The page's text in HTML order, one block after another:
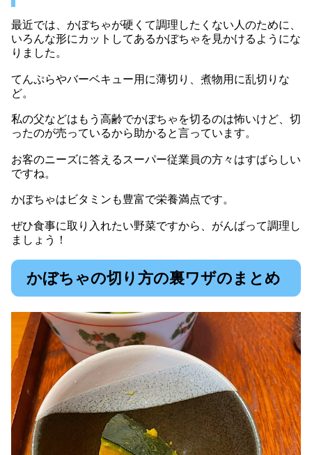
最近では、かぼちゃが硬くて調理したくない人のために、
いろんな形にカットしてあるかぼちゃを見かけるようにな
りました。
てんぷらやバーベキュー用に薄切り、煮物用に乱切りな
ど。
私の父などはもう高齢でかぼちゃを切るのは怖いけど、切
ったのが売っているから助かると言っています。
お客のニーズに答えるスーパー従業員の方々はすばらしい
ですね。
かぼちゃはビタミンも豊富で栄養満点です。
ぜひ食事に取り入れたい野菜ですから、がんばって調理し
ましょう！
かぼちゃの切り方の裏ワザのまとめ